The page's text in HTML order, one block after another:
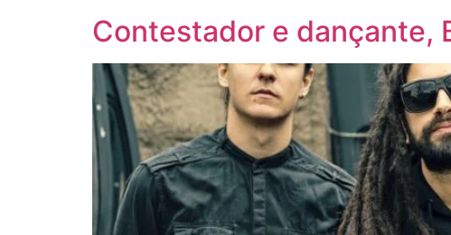
Contestador e dançante,